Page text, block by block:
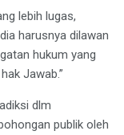
lebih lugas,
harusnya dilawan
hukum yang
Jawab.”
dlm
publik oleh